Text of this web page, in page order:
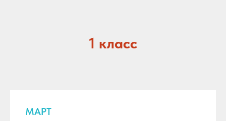
1 класс
МАРТ